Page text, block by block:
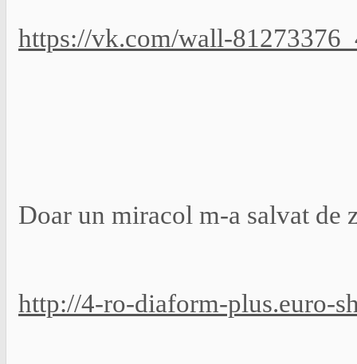
https://vk.com/wall-
Doar un miracol m-a salvat de
http://4-ro-diaform-plus.euro-